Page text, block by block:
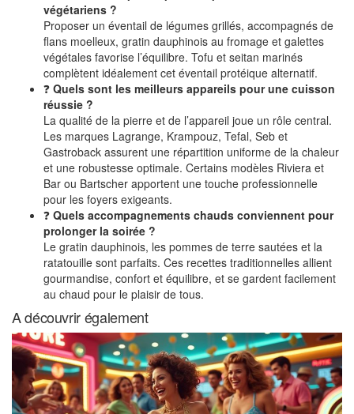
végétariens ?
Proposer un éventail de légumes grillés, accompagnés de
flans moelleux, gratin dauphinois au fromage et galettes
végétales favorise l’équilibre. Tofu et seitan marinés
complètent idéalement cet éventail protéique alternatif.
❓ Quels sont les meilleurs appareils pour une cuisson
réussie ?
La qualité de la pierre et de l’appareil joue un rôle central.
Les marques Lagrange, Krampouz, Tefal, Seb et
Gastroback assurent une répartition uniforme de la chaleur
et une robustesse optimale. Certains modèles Riviera et
Bar ou Bartscher apportent une touche professionnelle
pour les foyers exigeants.
❓ Quels accompagnements chauds conviennent pour
prolonger la soirée ?
Le gratin dauphinois, les pommes de terre sautées et la
ratatouille sont parfaits. Ces recettes traditionnelles allient
gourmandise, confort et équilibre, et se gardent facilement
au chaud pour le plaisir de tous.
A découvrir également